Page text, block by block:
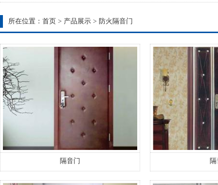
所在位置： 首页 > 产品展示 > 防火隔音门
隔音门